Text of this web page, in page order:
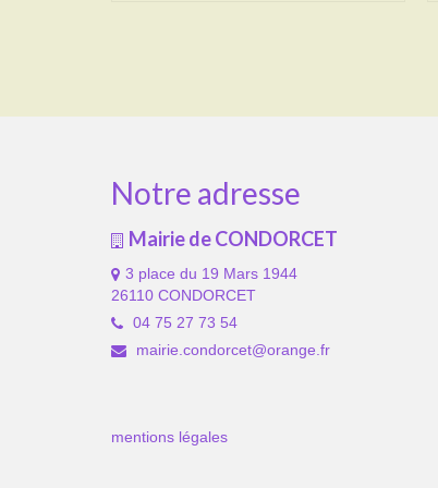
Notre adresse
Mairie de CONDORCET
3 place du 19 Mars 1944
26110 CONDORCET
04 75 27 73 54
mairie.condorcet@orange.fr
mentions légales